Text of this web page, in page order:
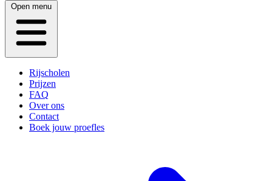
Open menu
Rijscholen
Prijzen
FAQ
Over ons
Contact
Boek jouw proefles